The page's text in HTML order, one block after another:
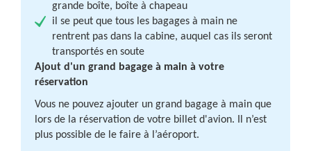
grande boîte, boîte à chapeau
il se peut que tous les bagages à main ne
rentrent pas dans la cabine, auquel cas ils seront
transportés en soute
Ajout d'un grand bagage à main à votre
réservation
Vous ne pouvez ajouter un grand bagage à main que
lors de la réservation de votre billet d'avion. Il n’est
plus possible de le faire à l’aéroport.